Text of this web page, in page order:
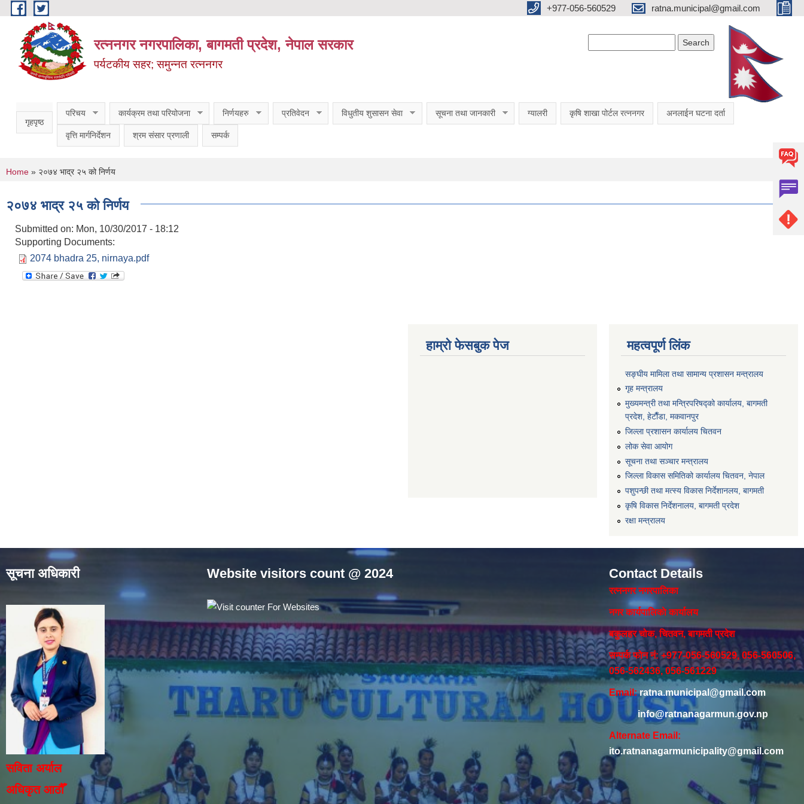
Skip to main content +977-056-560529 ratna.municipal@gmail.com
रत्ननगर नगरपालिका, बागमती प्रदेश, नेपाल सरकार
पर्यटकीय सहर; समुन्नत रत्ननगर
गृहपृष्ठ
परिचय कार्यक्रम तथा परियोजना निर्णयहरु प्रतिवेदन विधुतीय शुसासन सेवा सूचना तथा जानकारी ग्यालरी कृषि शाखा पोर्टल रत्ननगर अनलाईन घटना दर्ता
वृत्ति मार्गनिर्देशन श्रम संसार प्रणाली सम्पर्क
You are here
Home » २०७४ भाद्र २५ को निर्णय
२०७४ भाद्र २५ को निर्णय
Submitted on: Mon, 10/30/2017 - 18:12
Supporting Documents:
2074 bhadra 25, nirnaya.pdf
हाम्रो फेसबुक पेज महत्वपूर्ण लिंक
सङ्‍घीय मामिला तथा सामान्य प्रशासन मन्त्रालय
गृह मन्त्रालय
मुख्यमन्त्री तथा मन्त्रिपरिषद्को कार्यालय, बागमती
प्रदेश, हेटाैँडा, मकवानपुर
जिल्ला प्रशासन कार्यालय चितवन
लोक सेवा आयोग
सूचना तथा सञ्चार मन्त्रालय
जिल्ला विकास समितिको कार्यालय चितवन, नेपाल
पशुपन्छी तथा मत्स्य विकास निर्देशानलय, बागमती
कृषि विकास निर्देशनालय, बागमती प्रदेश
रक्षा मन्त्रालय
सूचना अधिकारी
सविता अर्याल
अधिकृत आठौँ
Website visitors count @ 2024 Contact Details
रत्ननगर नगरपालिका
नगर कार्यपालिकाे कार्यालय‍
बकुलहर चोक, चितवन, बागमती प्रदेश
सम्पर्क फोन नं: +977-056-560529, 056-560506,
056-562436, 056-561229
Email:ratna.municipal@gmail.com
info@ratnanagarmun.gov.np
Alternate Email:
ito.ratnanagarmunicipality@gmail.com